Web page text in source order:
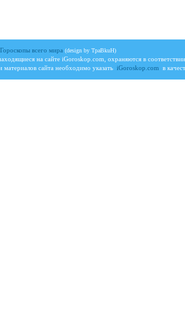
всего мира (design by TpaBkuH)
на сайте iGoroskop.com , охраняются в
сайта необходимо указать iGoroskop.com в